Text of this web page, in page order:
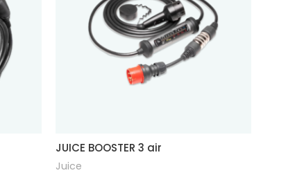
JUICE BOOSTER 3 air
Juice